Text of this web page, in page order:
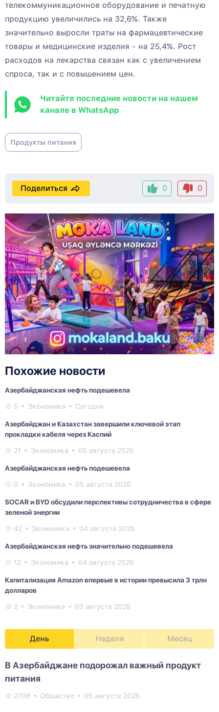
телекоммуникационное оборудование и печатную
продукцию увеличились на 32,6%. Также
значительно выросли траты на фармацевтические
товары и медицинские изделия - на 25,4%. Рост
расходов на лекарства связан как с увеличением
спроса, так и с повышением цен.
Читайте последние новости на нашем
канале в WhatsApp
Продукты питания
0 0
Поделиться
Похожие новости
Азербайджанская нефть подешевела
5 Экономика Сегодня
Азербайджан и Казахстан завершили ключевой этап
прокладки кабеля через Каспий
21 Экономика 05 августа 2026
Азербайджанская нефть подешевела
0 Экономика 05 августа 2026
SOCAR и BYD обсудили перспективы сотрудничества в сфере
зеленой энергии
42 Экономика 04 августа 2026
Азербайджанская нефть значительно подешевела
12 Экономика 04 августа 2026
Капитализация Amazon впервые в истории превысила 3 трлн
долларов
2 Экономика 03 августа 2026
День Неделя Месяц
В Азербайджане подорожал важный продукт
питания
2708 Общество 05 августа 2026